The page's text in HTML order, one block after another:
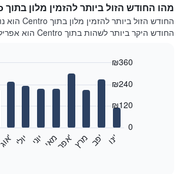
מהו החודש הזול ביותר להזמין מלון בתוך Centro?
החודש היקר ביותר לשהות בתוך Centro הוא אפריל (₪304).
י
נ
ו
' פ
ב​​​​​​​
' מרץא
פ
ר
' מאי יוני יולי א
ו
ג
'
0
₪120
₪240
₪360